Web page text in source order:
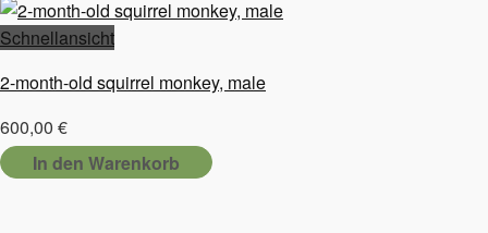
Schnellansicht
2-month-old squirrel monkey, male
600,00 €
In den Warenkorb